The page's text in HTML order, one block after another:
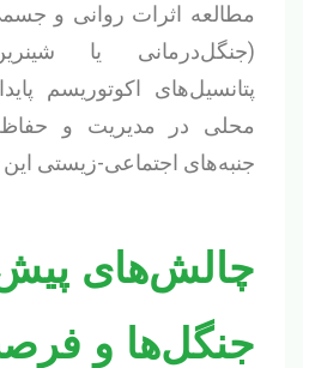
مطالعه اثرات روانی و
(جنگل‌درمانی یا
پتانسیل‌های اکوتوریسم
محلی در مدیریت و
جنبه‌های اجتماعی-زیستی
چالش‌های
جنگل‌ها و